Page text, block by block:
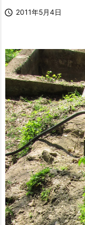
 2011年5月4日